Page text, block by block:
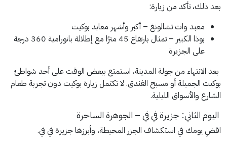
بعد ذلك، تأكد من زيارة:
معبد وات تشالونغ – أكبر وأشهر معابد بوكيت
بوذا الكبير – تمثال بارتفاع 45 مترًا مع إطلالة بانورامية 360 درجة
على الجزيرة
بعد الانتهاء من جولة المدينة، استمتع ببعض الوقت على أحد شواطئ
بوكيت الجميلة أو مسبح الفندق. لا تكتمل زيارة بوكيت دون تجربة طعام
الشارع والأسواق الليلية.
اليوم الثاني: جزيرة في في – الجوهرة الساحرة
اقضِ يومك في استكشاف الجزر المحيطة، وأبرزها جزيرة في في.